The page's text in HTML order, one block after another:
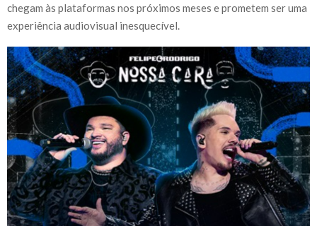
chegam às plataformas nos próximos meses e prometem ser uma
experiência audiovisual inesquecível.